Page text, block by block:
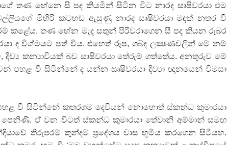
තණ හේනෙ සී පද කියමින් සිටින විට නාරද සෘෂිවරයා එම
මිහිරි කටහඬ ඇසුණු නාරද සෘෂිවරයා මඳක් නතර වී
කළේය. තණ හේන මැද සතුන් පිරිවරාගෙන සී පද කියන රූබර
ද විශ්මයට පත් විය. එහෙත් රූප, ශබ්ද ලක්‍ෂණවලින් මේ නම්
දිව්‍ය කන්‍යාවියක් බව සෘෂිවරයා තේරුම් ගත්තේය. අනතුරුව මේ
පහළ වී සිටින්නේ ද යන්න සෘෂිවරයා දිව්‍යා ඥානයෙන් විමසා
පහළ වී සිටින්නේ කතරගම දෙවියන් නොහොත් ස්කන්ධ කුමාරයා
පෙනිණි. ඒ වන විටත් ස්කන්ධ කුමාරයා තේවානි අම්මාන් සමඟ
තිරුපරම් කුන්දම් ප‍්‍රදේශය වාස භූමිය කරගෙන සිටීයහ.